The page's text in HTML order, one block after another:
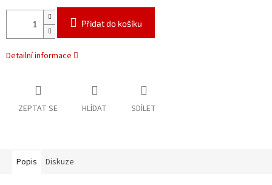
Přidat do košíku
Detailní informace
ZEPTAT SE HLÍDAT SDÍLET
Popis Diskuze